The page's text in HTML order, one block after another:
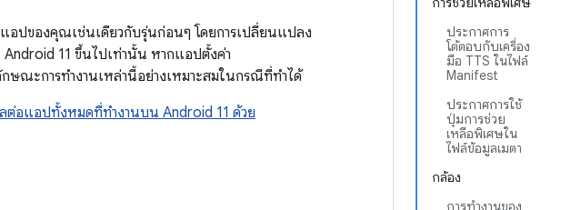
ประกาศการ
โต้ตอบกับเครื่อง
มือ TTS ในไฟล์
Manifest
ประกาศการใช้
ปุ่มการช่วย
เหลือพิเศษใน
ไฟล์ข้อมูลเมตา
กล้อง
การทำงานของ
อปของคุณเช่นเดียวกับรุ่นก่อนๆ โดยการเปลี่ยนแปลง
11 ขึ้นไปเท่านั้น หากแอปตั้งค่า
ณะการทำงานเหล่านี้อย่างเหมาะสมในกรณีที่ทำได้
ต่อแอปทั้งหมดที่ทำงานบน Android 11 ด้วย